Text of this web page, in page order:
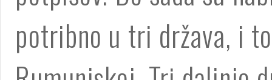
potribno u tri država, i